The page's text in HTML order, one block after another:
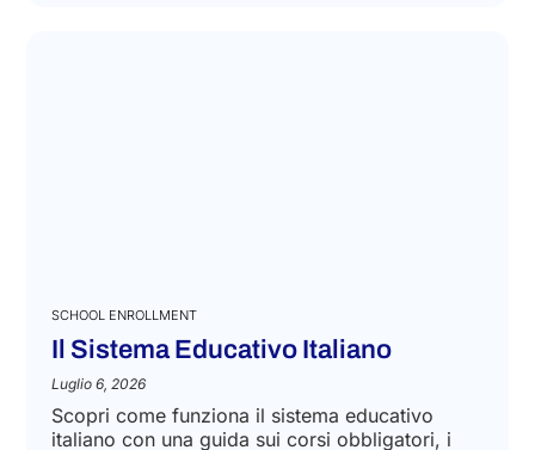
Il Sistema Educativo Italiano